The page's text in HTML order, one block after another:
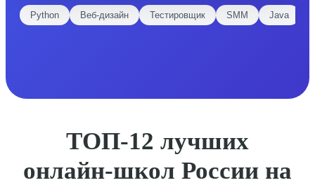
Python Веб-дизайн Тестировщик SMM Java
ТОП-12 лучших
онлайн-школ России на